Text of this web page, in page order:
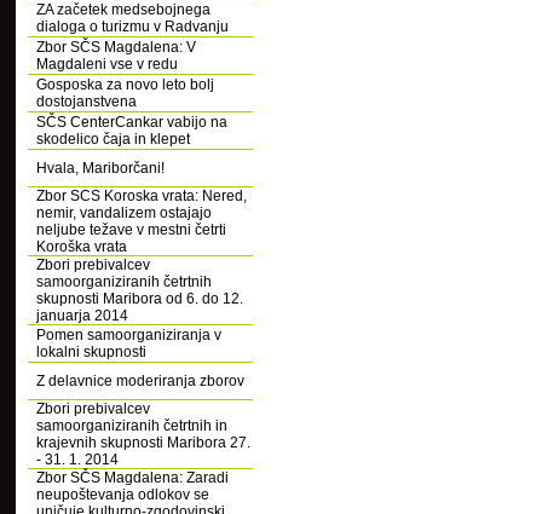
ZA začetek medsebojnega
dialoga o turizmu v Radvanju
Zbor SČS Magdalena: V
Magdaleni vse v redu
Gosposka za novo leto bolj
dostojanstvena
SČS CenterCankar vabijo na
skodelico čaja in klepet
Hvala, Mariborčani!
Zbor SCS Koroska vrata: Nered,
nemir, vandalizem ostajajo
neljube težave v mestni četrti
Koroška vrata
Zbori prebivalcev
samoorganiziranih četrtnih
skupnosti Maribora od 6. do 12.
januarja 2014
Pomen samoorganiziranja v
lokalni skupnosti
Z delavnice moderiranja zborov
Zbori prebivalcev
samoorganiziranih četrtnih in
krajevnih skupnosti Maribora 27.
- 31. 1. 2014
Zbor SČS Magdalena: Zaradi
neupoštevanja odlokov se